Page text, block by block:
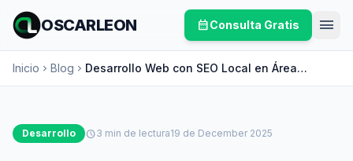
OSCARLEON calendar_monthConsulta Gratis menu
Inicio chevron_right Blog chevron_right Desarrollo Web con SEO Local en Área
Metropolitana de Jalapa, Jalapa
Desarrollo schedule3 min de lectura19 de December 2025